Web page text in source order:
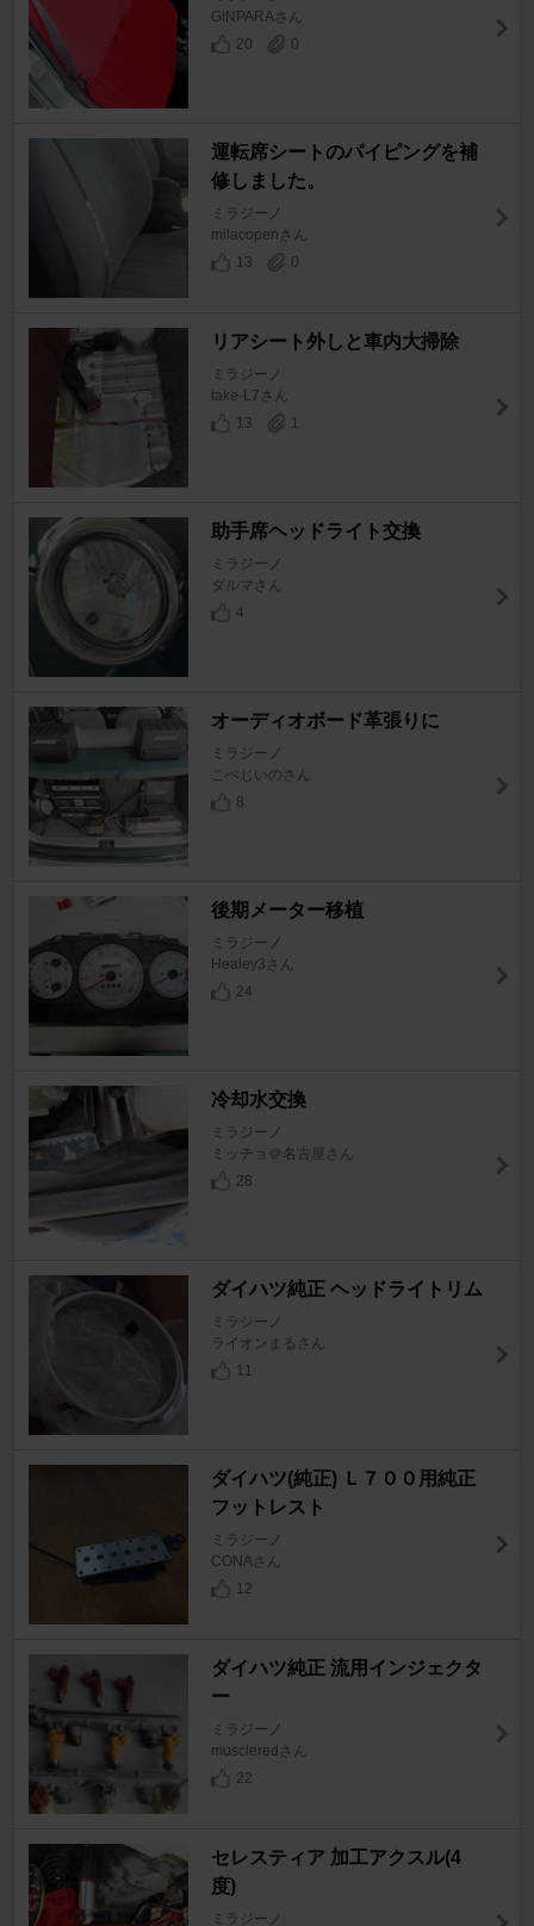
GINPARAさん
20
0
運転席シートのパイピングを補
修しました。
ミラジーノ
milacopenさん
13
0
リアシート外しと車内大掃除
ミラジーノ
take-L7さん
13
1
助手席ヘッドライト交換
ミラジーノ
ダルマさん
4
オーディオボード革張りに
ミラジーノ
こぺじいのさん
8
後期メーター移植
ミラジーノ
Healey3さん
24
冷却水交換
ミラジーノ
ミッチョ＠名古屋さん
28
ダイハツ純正 ヘッドライトリム
ミラジーノ
ライオンまるさん
11
ダイハツ(純正) Ｌ７００用純正
フットレスト
ミラジーノ
CONAさん
12
ダイハツ純正 流用インジェクタ
ー
ミラジーノ
muscleredさん
22
セレスティア 加工アクスル(4
度)
ミラジーノ